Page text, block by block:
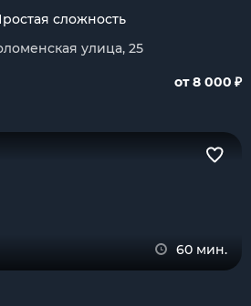
сложность
улица, 25
от 8 000 ₽
60 мин.